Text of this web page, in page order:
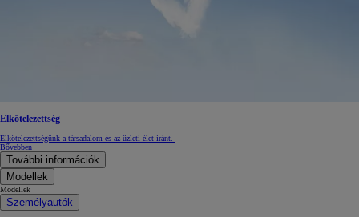
Elkötelezettség
Elkötelezettségünk a társadalom és az üzleti élet iránt.
Bővebben
További információk
Modellek
Modellek
Személyautók